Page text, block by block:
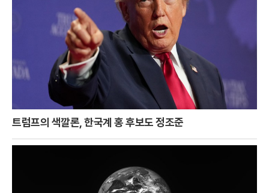
트럼프의 색깔론, 한국계 홍 후보도 정조준